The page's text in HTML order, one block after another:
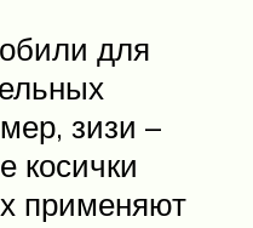
для
зизи –
косички
применяют